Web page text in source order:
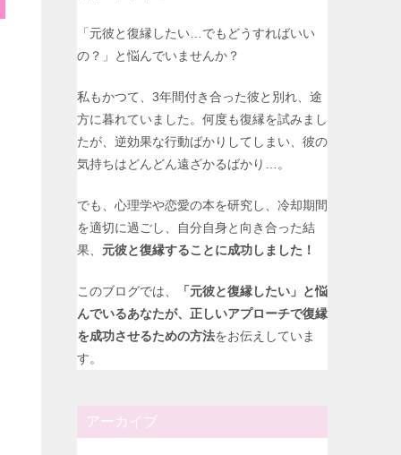
「元彼と復縁したい…でもどうすればいい
の？」と悩んでいませんか？
私もかつて、3年間付き合った彼と別れ、途
方に暮れていました。何度も復縁を試みまし
たが、逆効果な行動ばかりしてしまい、彼の
気持ちはどんどん遠ざかるばかり…。
でも、心理学や恋愛の本を研究し、冷却期間
を適切に過ごし、自分自身と向き合った結
果、 元彼と復縁することに成功しました！
このブログでは、
「元彼と復縁したい」と悩
んでいるあなたが、正しいアプローチで復縁
を成功させるための方法をお伝えしていま
す。
アーカイブ